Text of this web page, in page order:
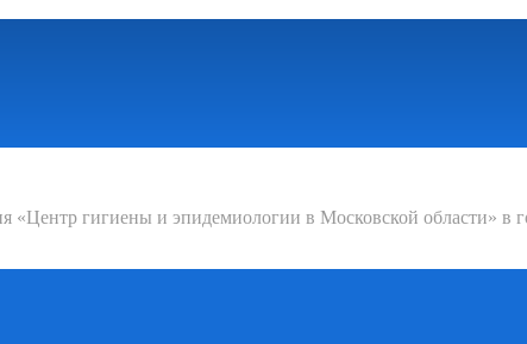
«Центр гигиены и эпидемиологии в Московской области»